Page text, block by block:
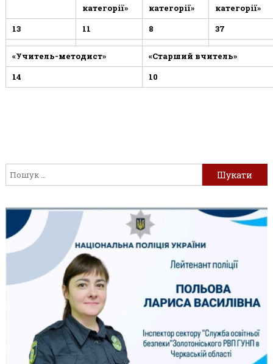
категорії»
категорії»
категорії»
13
11 8 37
«Учитель-методист»
«Старший вчитель»
14
10
Пошук: